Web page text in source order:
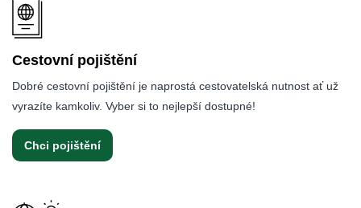
Cestovní pojištění
Dobré cestovní pojištění je naprostá cestovatelská nutnost ať už
vyrazíte kamkoliv. Vyber si to nejlepší dostupné!
Chci pojištění